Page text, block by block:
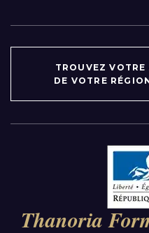
TROUVEZ VOTRE
DE VOTRE
Auvergne-Rhône-
Bourgogne-
Bretagne
Thanoria